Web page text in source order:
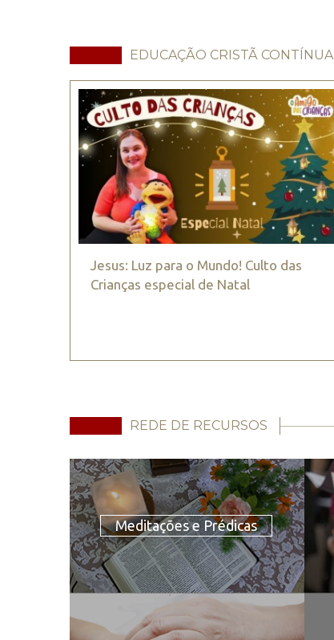
EDUCAÇÃO CRISTÃ CONTÍNUA
Jesus: Luz para o Mundo! Culto das
Crianças especial de Natal
REDE DE RECURSOS
Meditações e Prédicas